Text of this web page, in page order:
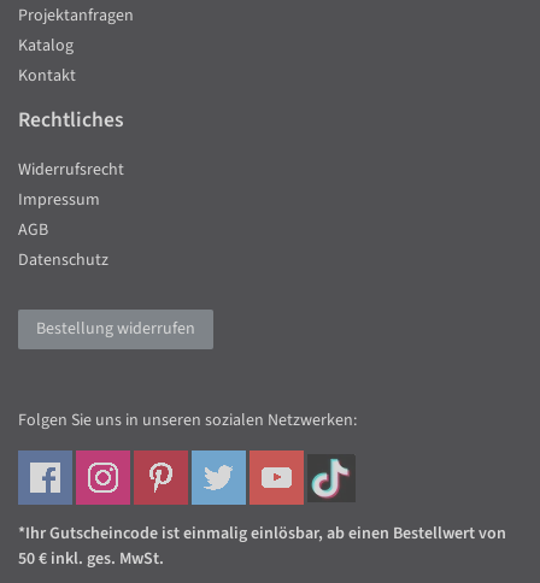
Projektanfragen
Katalog
Kontakt
Rechtliches
Widerrufsrecht
Impressum
AGB
Datenschutz
Bestellung widerrufen
Folgen Sie uns in unseren sozialen Netzwerken:
*Ihr Gutscheincode ist einmalig einlösbar, ab einen Bestellwert von
50 € inkl. ges. MwSt.